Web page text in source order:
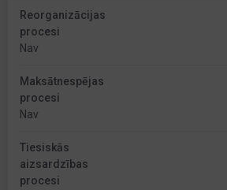
Reorganizācijas
procesi
Nav
Maksātnespējas
procesi
Nav
Tiesiskās
aizsardzības
procesi